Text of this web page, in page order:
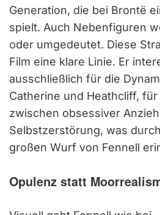
Generation, die bei Brontë
spielt. Auch Nebenfiguren
oder umgedeutet. Diese
Film eine klare Linie. Er
ausschließlich für die
Catherine und Heathcliff,
zwischen obsessiver
Selbstzerstörung, was
großen Wurf von Fennell
Opulenz statt